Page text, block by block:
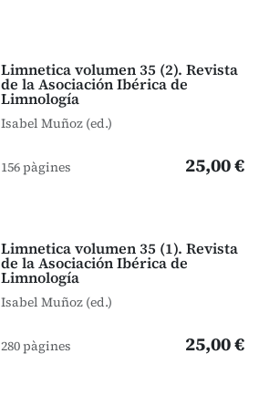
Limnetica volumen 35 (2). Revista
de la Asociación Ibérica de
Limnología
Isabel Muñoz (ed.)
156 pàgines 25,00 €
Limnetica volumen 35 (1). Revista
de la Asociación Ibérica de
Limnología
Isabel Muñoz (ed.)
280 pàgines 25,00 €